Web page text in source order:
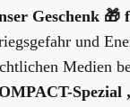
Geschenk 🎁
und
Medien
Spezial